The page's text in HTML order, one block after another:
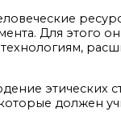
Для этого
этических
должен